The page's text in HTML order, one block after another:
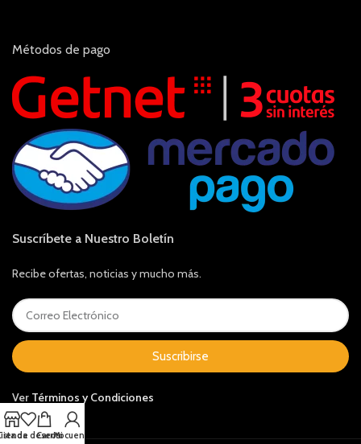
Métodos de pago
Suscríbete a Nuestro Boletín
Recibe ofertas, noticias y mucho más.
Suscribirse
Ver Términos y Condiciones
de deseos
CarritoMi cuenta